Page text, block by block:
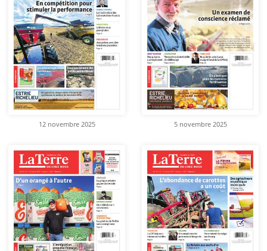
12 novembre 2025 5 novembre 2025